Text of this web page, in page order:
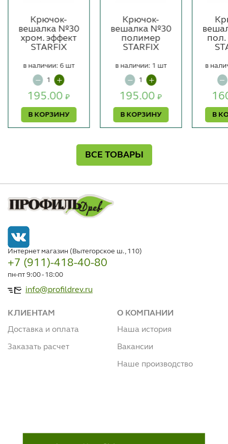
Крючок-
вешалка №30
хром. эффект
STARFIX
195.00₽
В КОРЗИНУ
в наличии: 6 шт
Крючок-
вешалка №30
полимер
STARFIX
195.00₽
В КОРЗИНУ
в наличии: 1 шт
пол.
В
в
ВСЕ ТОВАРЫ
Интернет магазин (Вытегорское ш., 110)
+7 (911)-418-40-80
пн-пт 9:00 - 18:00
info@profildrev.ru
КЛИЕНТАМ
Доставка и оплата
Заказать расчет
О КОМПАНИИ
Наша история
Вакансии
Наше производство